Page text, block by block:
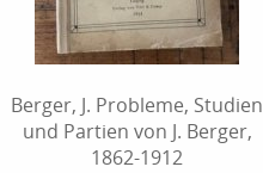
Berger, J. Probleme, Studien
und Partien von J. Berger,
1862-1912